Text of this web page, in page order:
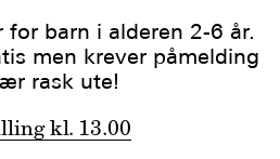
barn i alderen 2-6 år.
men krever påmelding
rask ute!
kl. 13.00